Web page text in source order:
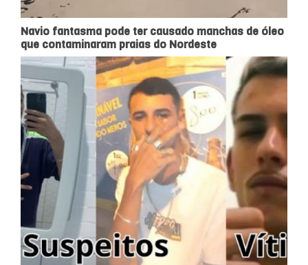
Navio fantasma pode ter causado manchas de óleo
que contaminaram praias do Nordeste